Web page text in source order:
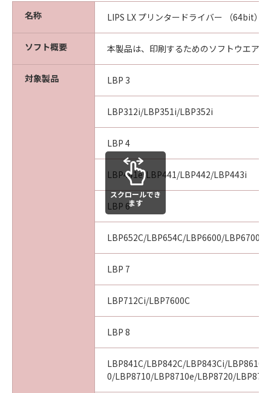
item," as that term is defined at 48 C.F.R.
2.101 (Oct 1995), consisting of "commercial
computer software" and "commercial
computer software documentation," as such
terms are used in 48 C.F.R. 12.212 (Sept 1995).
Consistent with 48 C.F.R. 12.212 and 48 C.F.R.
227.7202-1 through 227.7202-4 (June 1995),
all U.S. Government End Users shall acquire
the SOFTWARE with only those rights set
forth herein. The manufacturer is Canon
Inc./30-2, Shimomaruko 3-chome, Ohta-ku,
Tokyo 146-8501, Japan.
本条項中で使用される"the SOFTWARE"とは、
本契約書中で定義される「本ソフトウェア」を
意味し、指し示すものとします。
本契約書のいずれかの条項またはその一部が法
律により無効であると決定された場合でも、そ
の他の条項は完全に有効に存続するものとしま
キヤノン株式会社
名称 LIPS LX プリンタードライバー （64bit）
ソフト概要 本製品は、印刷するためのソフトウエアで
対象製品 LBP 3
LBP312i/LBP351i/LBP352i
LBP 4
LBP441e/LBP441/LBP442/LBP443i
LBP 6
LBP652C/LBP654C/LBP6600/LBP6700/
LBP 7
LBP712Ci/LBP7600C
LBP 8
LBP841C/LBP842C/LBP843Ci/LBP8610/
0/LBP8710/LBP8710e/LBP8720/
スクロールでき
ます